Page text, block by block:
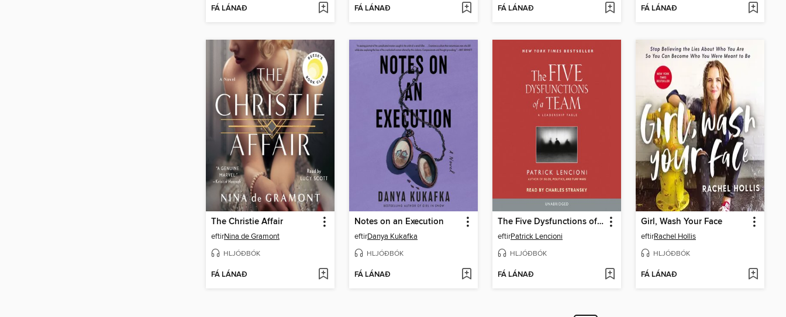
FÁ LÁNAÐ FÁ LÁNAÐ FÁ LÁNAÐ FÁ LÁNAÐ
The Christie Affair
eftirNina de Gramont
HLJÓÐBÓK
FÁ LÁNAÐ
Notes on an Execution
eftirDanya Kukafka
HLJÓÐBÓK
FÁ LÁNAÐ
The Five Dysfunctions of a Team
eftirPatrick Lencioni
HLJÓÐBÓK
FÁ LÁNAÐ
Girl, Wash Your Face
eftirRachel Hollis
HLJÓÐBÓK
FÁ LÁNAÐ